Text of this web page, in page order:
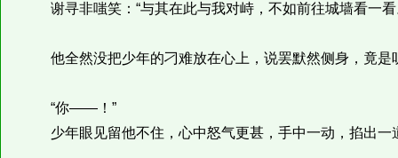
谢寻非嗤笑：“与其在此与我对峙，不如前往城墙看一看
他全然没把少年的刁难放在心上，说罢默然侧身，竟是
“你——！”
少年眼见留他不住，心中怒气更甚，手中一动，掐出一